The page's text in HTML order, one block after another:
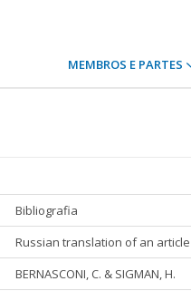
MEMBROS E PARTES
Bibliografia
Russian translation of an
BERNASCONI, C. & SIGMAN, H.